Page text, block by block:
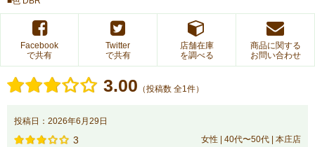
Facebook
で共有
Twitter
で共有
店舗在庫
を調べる
商品に関する
お問い合わせ
3.00 （投稿数 全1件）
投稿日：2026年6月29日
3 女性 | 40代〜50代 | 本庄店